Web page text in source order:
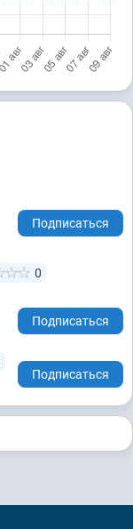
Подписаться
0
Подписаться
Подписаться